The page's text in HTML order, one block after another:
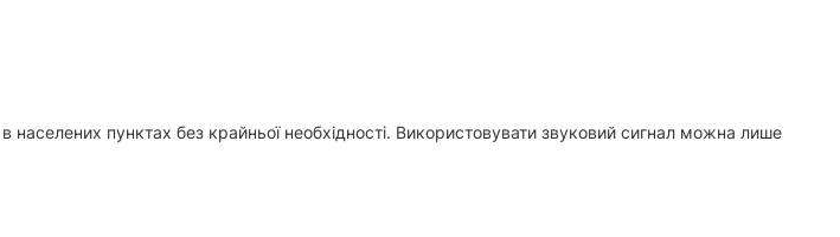
пунктах без крайньої необхідності. Використовувати звуковий сигнал можна лише